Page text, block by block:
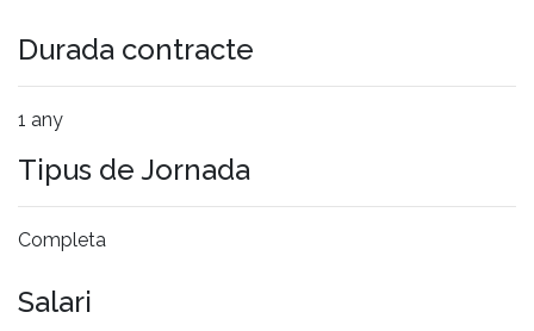
Durada contracte
1 any
Tipus de Jornada
Completa
Salari